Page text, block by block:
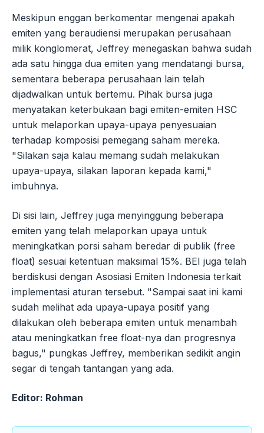
Meskipun enggan berkomentar mengenai apakah
emiten yang beraudiensi merupakan perusahaan
milik konglomerat, Jeffrey menegaskan bahwa sudah
ada satu hingga dua emiten yang mendatangi bursa,
sementara beberapa perusahaan lain telah
dijadwalkan untuk bertemu. Pihak bursa juga
menyatakan keterbukaan bagi emiten-emiten HSC
untuk melaporkan upaya-upaya penyesuaian
terhadap komposisi pemegang saham mereka.
"Silakan saja kalau memang sudah melakukan
upaya-upaya, silakan laporan kepada kami,"
imbuhnya.
Di sisi lain, Jeffrey juga menyinggung beberapa
emiten yang telah melaporkan upaya untuk
meningkatkan porsi saham beredar di publik (free
float) sesuai ketentuan maksimal 15%. BEI juga telah
berdiskusi dengan Asosiasi Emiten Indonesia terkait
implementasi aturan tersebut. "Sampai saat ini kami
sudah melihat ada upaya-upaya positif yang
dilakukan oleh beberapa emiten untuk menambah
atau meningkatkan free float-nya dan progresnya
bagus," pungkas Jeffrey, memberikan sedikit angin
segar di tengah tantangan yang ada.
Editor: Rohman